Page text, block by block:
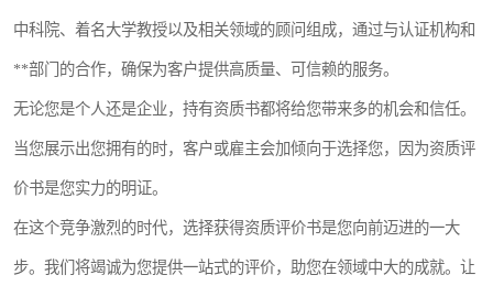
中科院、着名大学教授以及相关领域的顾问组成，通过与认证机构和
**部门的合作，确保为客户提供高质量、可信赖的服务。
无论您是个人还是企业，持有资质书都将给您带来多的机会和信任。
当您展示出您拥有的时，客户或雇主会加倾向于选择您，因为资质评
价书是您实力的明证。
在这个竞争激烈的时代，选择获得资质评价书是您向前迈进的一大
步。我们将竭诚为您提供一站式的评价，助您在领域中大的成就。让